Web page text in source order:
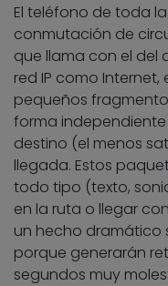
El teléfono de toda
conmutación de
que llama con el del
red IP como
pequeños
forma
destino (el menos
llegada. Estos
todo tipo (texto,
en la ruta o llegar
un hecho dramático
porque generarán
segundos muy